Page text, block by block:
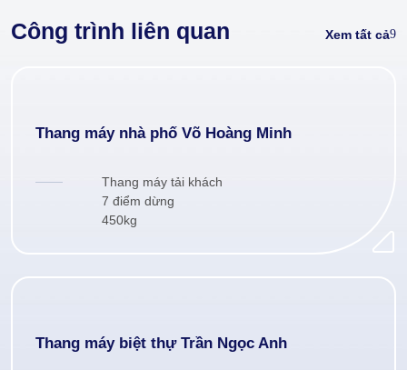
Công trình liên quan Xem tất cả
Thang máy nhà phố Võ Hoàng Minh
Thang máy tải khách
7 điểm dừng
450kg
Thang máy biệt thự Trần Ngọc Anh